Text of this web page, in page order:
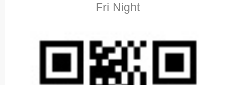
Fri Night